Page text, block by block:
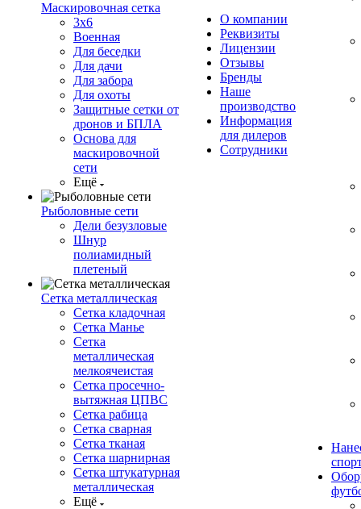
Маскировочная сетка
3х6
Военная
Для беседки
Для дачи
Для забора
Для охоты
Защитные сетки от
дронов и БПЛА
Основа для
маскировочной
сети
Ещё
Рыболовные сети
Дели безузловые
Шнур
полиамидный
плетеный
Сетка металлическая
Сетка кладочная
Сетка Манье
Сетка
металлическая
мелкоячеистая
Сетка просечно-
вытяжная ЦПВС
Сетка рабица
Сетка сварная
Сетка тканая
Сетка шарнирная
Сетка штукатурная
металлическая
Ещё
О компании
Реквизиты
Лицензии
Отзывы
Бренды
Наше
производство
Информация
для дилеров
Сотрудники